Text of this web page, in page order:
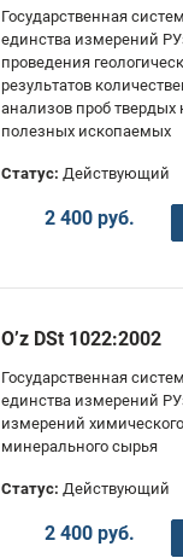
Государственная
единства измерений
проведения
результатов
анализов проб твердых
полезных ископаемых
Статус: Действующий
2 400 руб.
O’z DSt 1022:2002
Государственная
единства измерений
измерений
минерального сырья
Статус: Действующий
2 400 руб.